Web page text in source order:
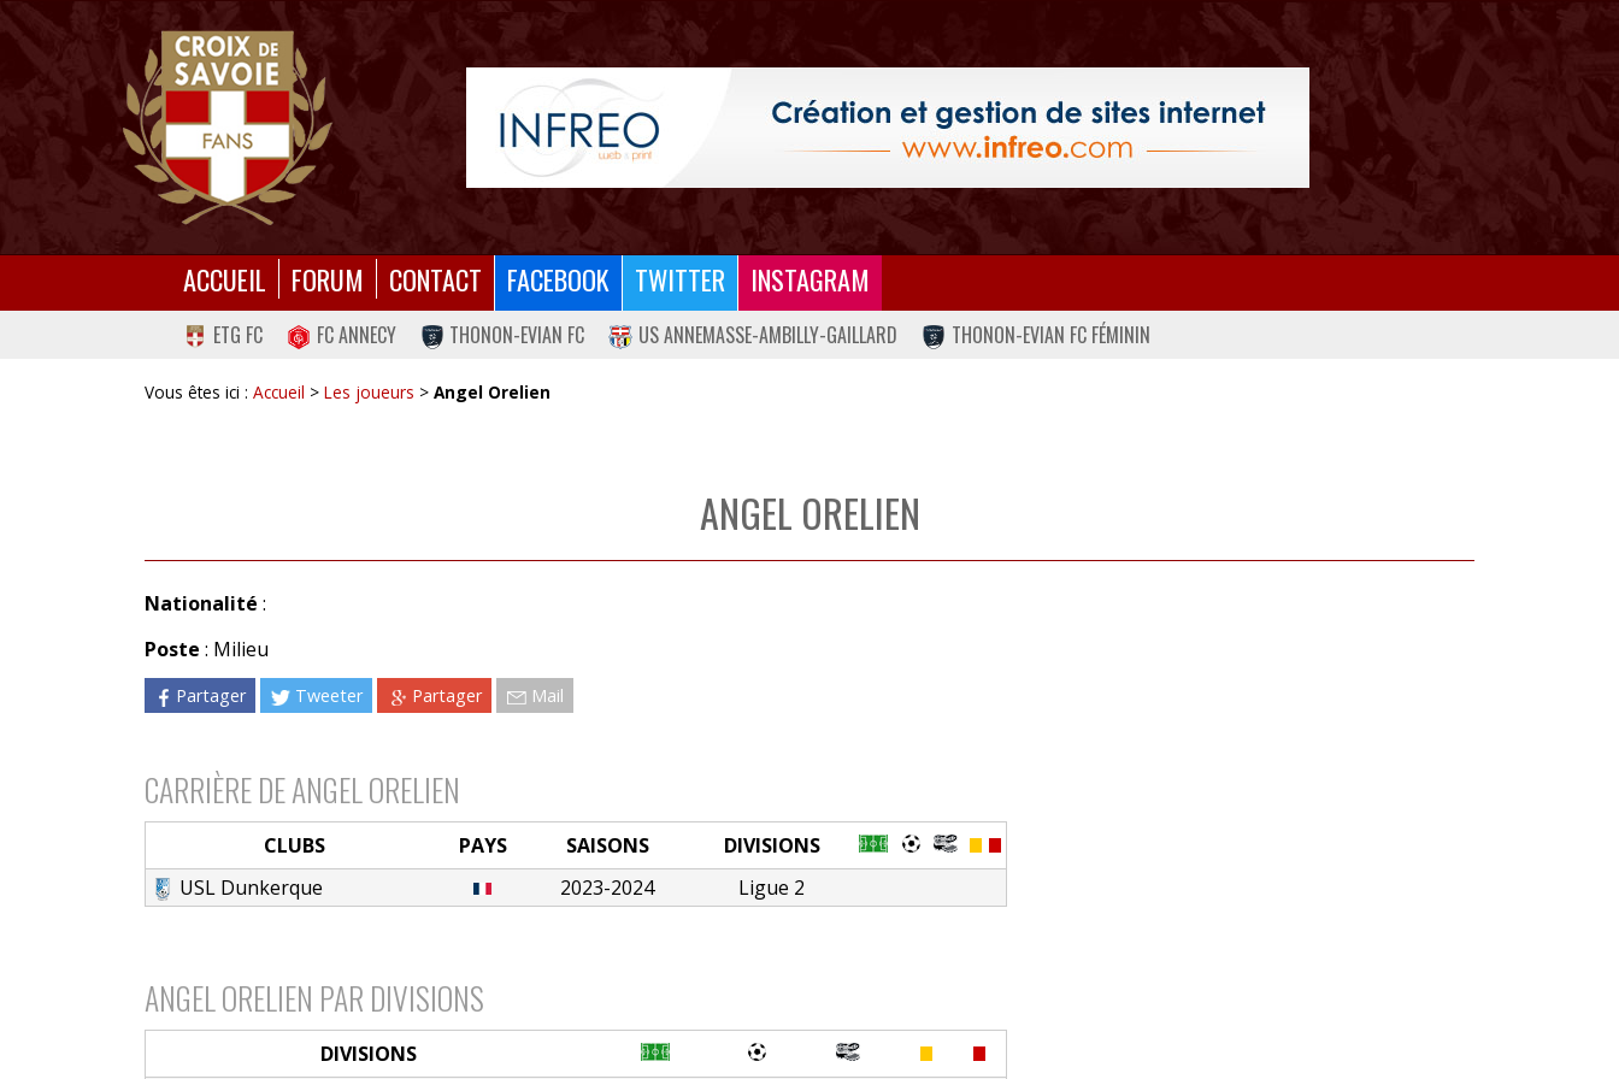
ACCUEIL FORUM CONTACT FACEBOOK TWITTER INSTAGRAM
ETG FC FC ANNECY THONON-EVIAN FC US ANNEMASSE-AMBILLY-GAILLARD THONON-EVIAN FC FÉMININ
Vous êtes ici : Accueil > Les joueurs > Angel Orelien
ANGEL ORELIEN
Nationalité :
Poste : Milieu
Partager Tweeter Partager Mail
CARRIÈRE DE ANGEL ORELIEN
CLUBS PAYS SAISONS
DIVISIONS
USL Dunkerque
2023-2024 Ligue 2
ANGEL ORELIEN PAR DIVISIONS
DIVISIONS